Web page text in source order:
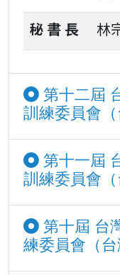
秘 書 長 林
第十二屆
訓練委員會（
第十一屆
訓練委員會（
第十屆 台
練委員會（台